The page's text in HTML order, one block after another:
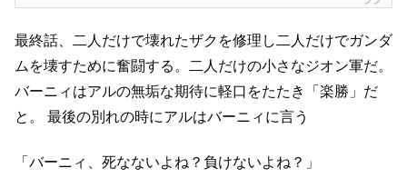
最終話、二人だけで壊れたザクを修理し二人だけでガンダ
ムを壊すために奮闘する。二人だけの小さなジオン軍だ。
バーニィはアルの無垢な期待に軽口をたたき「楽勝」だ
と。
最後の別れの時にアルはバーニィに言う
「バーニィ、死なないよね？負けないよね？」